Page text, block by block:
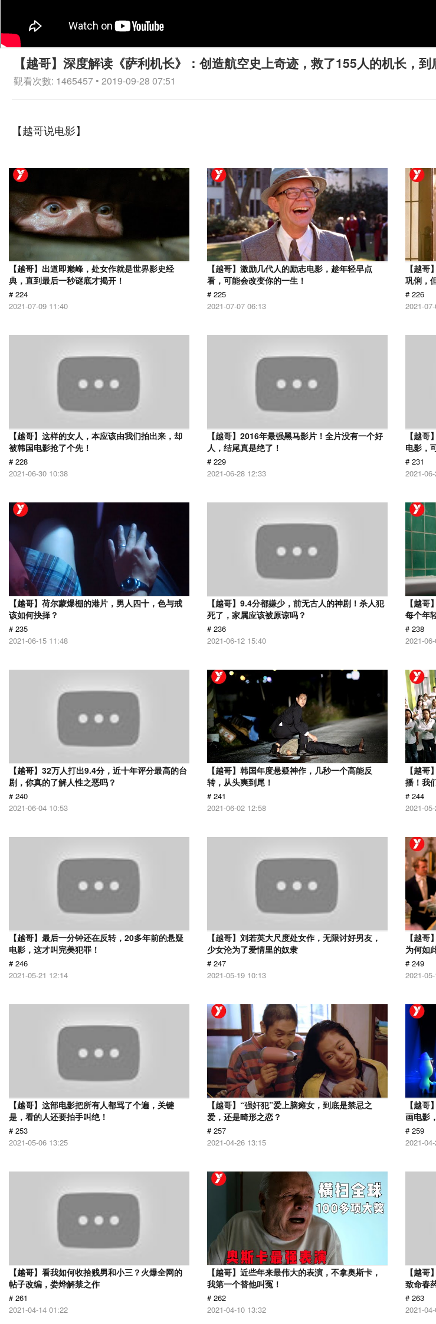
【越哥】深度解读《萨利机长》：创造航空史上奇迹，救了155人的机长，
觀看次數: 1465457 • 2019-09-28 07:51
【越哥说电影】
【越哥】出道即巅峰，处女作就是世界影史经
典，直到最后一秒谜底才揭开！
# 224
2021-07-09 11:40
【越哥】激励几代人的励志电影，趁年轻早点
看，可能会改变你的一生！
# 225
2021-07-07 06:13
【越
巩俐，
# 226
2021-
【越哥】这样的女人，本应该由我们拍出来，却
被韩国电影抢了个先！
# 228
2021-06-30 10:38
【越哥】2016年最强黑马影片！全片没有一个好
人，结尾真是绝了！
# 229
2021-06-28 12:33
【越
电影，
# 231
2021-
【越哥】荷尔蒙爆棚的港片，男人四十，色与戒
该如何抉择？
# 235
2021-06-15 11:48
【越哥】9.4分都嫌少，前无古人的神剧！杀人犯
死了，家属应该被原谅吗？
# 236
2021-06-12 15:40
【越哥
每个年
# 238
2021-
【越哥】32万人打出9.4分，近十年评分最高的台
剧，你真的了解人性之恶吗？
# 240
2021-06-04 10:53
【越哥】韩国年度悬疑神作，几秒一个高能反
转，从头爽到尾！
# 241
2021-06-02 12:58
【越
播！我
# 244
2021-
【越哥】最后一分钟还在反转，20多年前的悬疑
电影，这才叫完美犯罪！
# 246
2021-05-21 12:14
【越哥】刘若英大尺度处女作，无限讨好男友，
少女沦为了爱情里的奴隶
# 247
2021-05-19 10:13
【越
为何如
# 249
2021-
【越哥】这部电影把所有人都骂了个遍，关键
是，看的人还要拍手叫绝！
# 253
2021-05-06 13:25
【越哥】“强奸犯”爱上脑瘫女，到底是禁忌之
爱，还是畸形之恋？
# 257
2021-04-26 13:15
【越
画电影
# 259
2021-
【越哥】看我如何收拾贱男和小三？火爆全网的
帖子改编，娄烨解禁之作
# 261
2021-04-14 01:22
【越哥】近些年来最伟大的表演，不拿奥斯卡，
我第一个替他叫冤！
# 262
2021-04-10 13:32
【越
致命春
# 263
2021-